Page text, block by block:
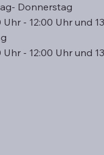
Donnerstag
Uhr - 12:00 Uhr und
Uhr - 12:00 Uhr und